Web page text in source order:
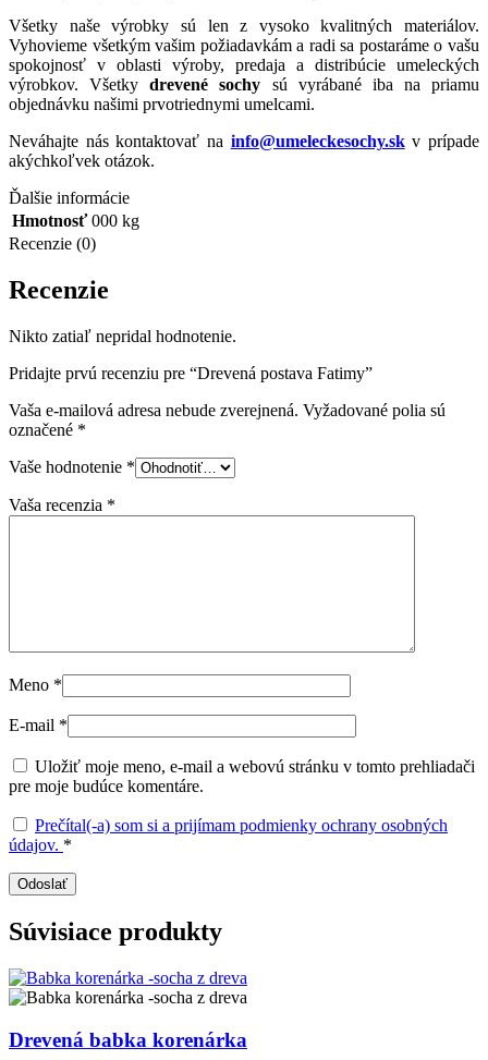
Všetky naše výrobky sú len z vysoko kvalitných materiálov.
Vyhovieme všetkým vašim požiadavkám a radi sa postaráme o vašu
spokojnosť v oblasti výroby, predaja a distribúcie umeleckých
výrobkov. Všetkydrevené sochy sú vyrábané iba na priamu
objednávku našimi prvotriednymi umelcami.
Neváhajte nás kontaktovať na info@umeleckesochy.skv prípade
akýchkoľvek otázok.
Ďalšie informácie
Hmotnosť 000 kg
Recenzie (0)
Recenzie
Nikto zatiaľ nepridal hodnotenie.
Pridajte prvú recenziu pre “Drevená postava Fatimy”
Vaša e-mailová adresa nebude zverejnená. Vyžadované polia sú
označené *
Vaše hodnotenie *
Vaša recenzia *
Meno *
E-mail *
Uložiť moje meno, e-mail a webovú stránku v tomto prehliadači
pre moje budúce komentáre.
Prečítal(-a) som si a prijímam podmienky ochrany osobných
údajov. *
Súvisiace produkty
Drevená babka korenárka